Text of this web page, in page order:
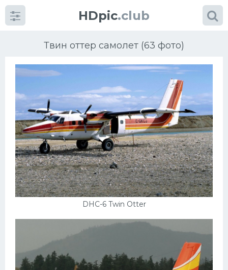
HDpic.club
Твин оттер самолет (63 фото)
DHC-6 Twin Otter
Категории
Разное
Автомобили
Красивые фото машин
Ауди